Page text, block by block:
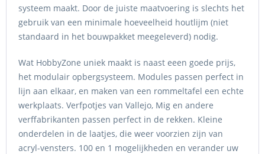
systeem maakt. Door de juiste maatvoering is slechts het
gebruik van een minimale hoeveelheid houtlijm (niet
standaard in het bouwpakket meegeleverd) nodig.
Wat HobbyZone uniek maakt is naast eeen goede prijs,
het modulair opbergsysteem. Modules passen perfect in
lijn aan elkaar, en maken van een rommeltafel een echte
werkplaats. Verfpotjes van Vallejo, Mig en andere
verffabrikanten passen perfect in de rekken. Kleine
onderdelen in de laatjes, die weer voorzien zijn van
acryl-vensters. 100 en 1 mogelijkheden en verander uw